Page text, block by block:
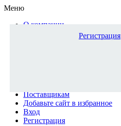
Меню
О компании
Доставка и оплата
Поставщикам
Добавьте сайт в избранное
Вход
Регистрация
Регистрация